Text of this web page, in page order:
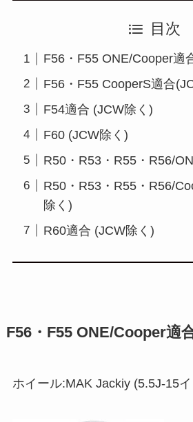
目次
F56・F55 ONE/Cooper適
F56・F55 CooperS適合
F54適合 (JCW除く)
F60 (JCW除く)
R50・R53・R55・R56/
R50・R53・R55・R56/
除く)
R60適合 (JCW除く)
F56・F55 ONE/Cooper適
ホイール:MAK Jackiy (5.5J-15